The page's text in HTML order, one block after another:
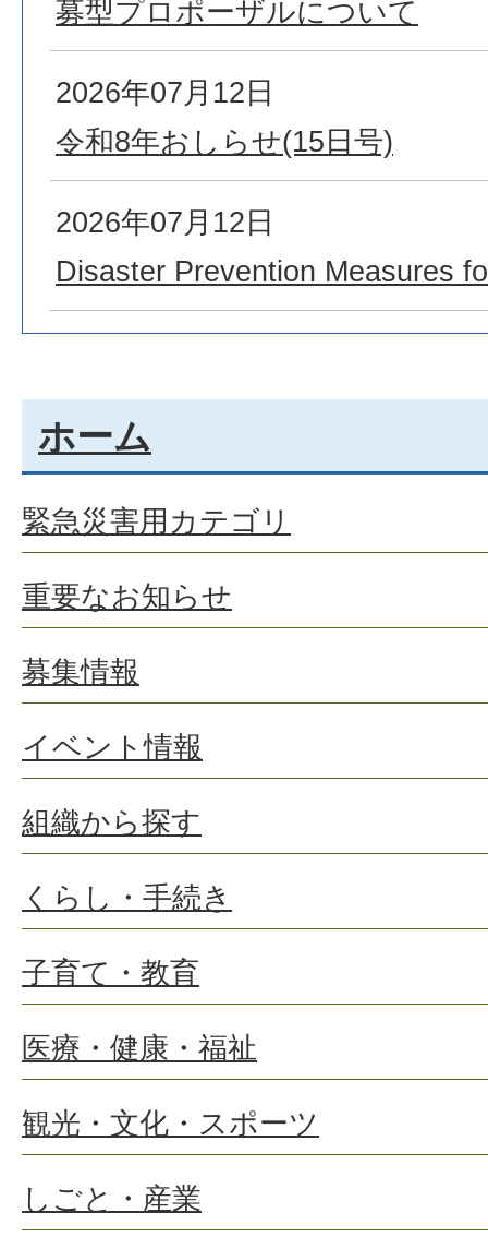
募型プロポーザルについて
2026年07月12日
令和8年おしらせ(15日号)
2026年07月12日
Disaster Prevention Measures
ホーム
緊急災害用カテゴリ
重要なお知らせ
募集情報
イベント情報
組織から探す
くらし・手続き
子育て・教育
医療・健康・福祉
観光・文化・スポーツ
しごと・産業